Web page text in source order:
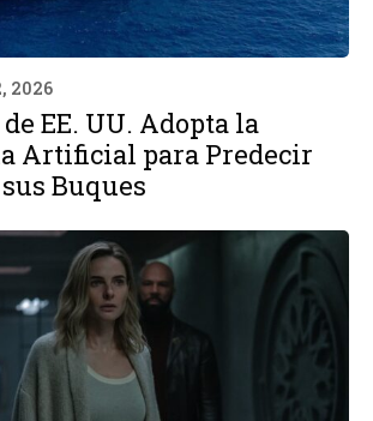
2026
EE. UU. Adopta la
Artificial para Predecir
Buques